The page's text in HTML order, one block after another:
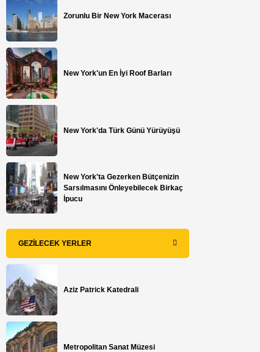
Zorunlu Bir New York Macerası
New York'un En İyi Roof Barları
New York'da Türk Günü Yürüyüşü
New York'ta Gezerken Bütçenizin
Sarsılmasını Önleyebilecek Birkaç
İpucu
GEZILECEK YERLER
Aziz Patrick Katedrali
Metropolitan Sanat Müzesi